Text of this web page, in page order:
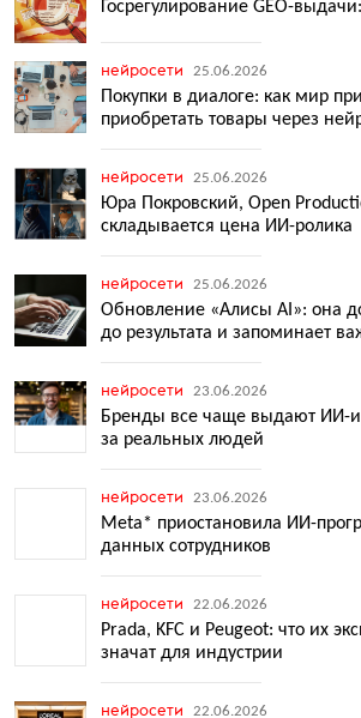
Госрегулирование GEO-
нейросети 25.06.2026
Покупки в диалоге: как мир
приобретать товары через
нейросети 25.06.2026
Юра Покровский, Open
складывается цена ИИ-ролика
нейросети 25.06.2026
Обновление «Алисы AI»: она
до результата и запоминает
нейросети 23.06.2026
Бренды все чаще выдают ИИ-
за реальных людей
нейросети 23.06.2026
Meta* приостановила ИИ-
данных сотрудников
нейросети 22.06.2026
Prada, KFC и Peugeot: что их
значат для индустрии
нейросети 22.06.2026